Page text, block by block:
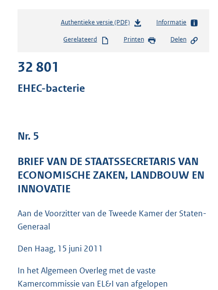
Authentieke versie (PDF)b
s
e
b
Informatie
Gerelateerd Printen Delen
32 801
EHEC-bacterie
Nr. 5
BRIEF VAN DE STAATSSECRETARIS VAN
ECONOMISCHE ZAKEN, LANDBOUW EN
INNOVATIE
Aan de Voorzitter van de Tweede Kamer der Staten-
Generaal
Den Haag, 15 juni 2011
In het Algemeen Overleg met de vaste
Kamercommissie van EL&I van afgelopen